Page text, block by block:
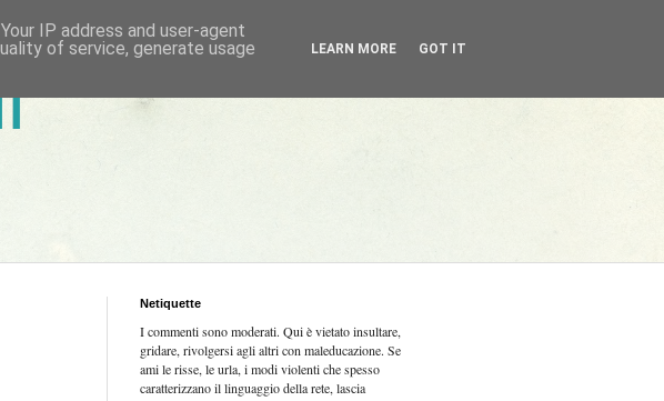
Netiquette
I commenti sono moderati. Qui è vietato insultare,
gridare, rivolgersi agli altri con maleducazione. Se
ami le risse, le urla, i modi violenti che spesso
caratterizzano il linguaggio della rete, lascia
IP address and user-agent
of service, generate usage
LEARN MORE GOT IT